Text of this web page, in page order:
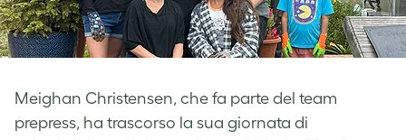
Meighan Christensen, che fa parte del team
prepress, ha trascorso la sua giornata di